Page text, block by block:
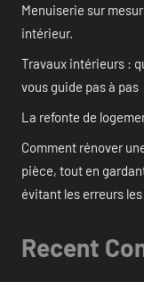
Menuiserie sur
intérieur.
Travaux intérieurs :
vous guide pas à pas
La refonte de
Comment rénover
pièce, tout en
évitant les erreurs
Recent